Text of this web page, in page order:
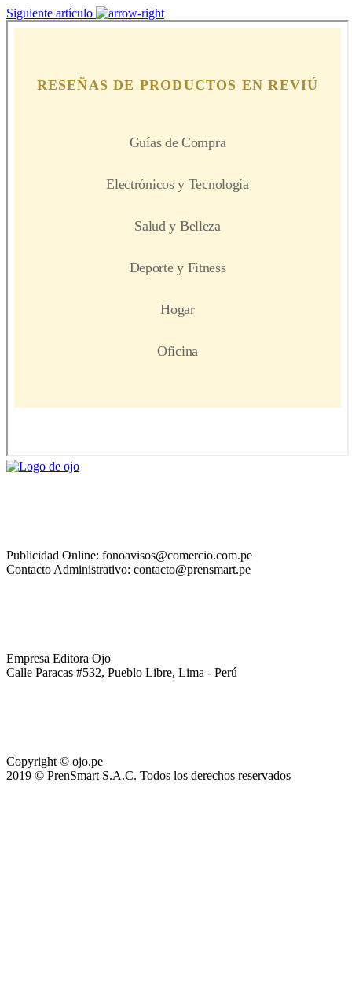
Siguiente artículo
Publicidad Online: fonoavisos@comercio.com.pe
Contacto Administrativo: contacto@prensmart.pe
Empresa Editora Ojo
Calle Paracas #532, Pueblo Libre, Lima - Perú
Copyright © ojo.pe
2019 © PrenSmart S.A.C. Todos los derechos reservados